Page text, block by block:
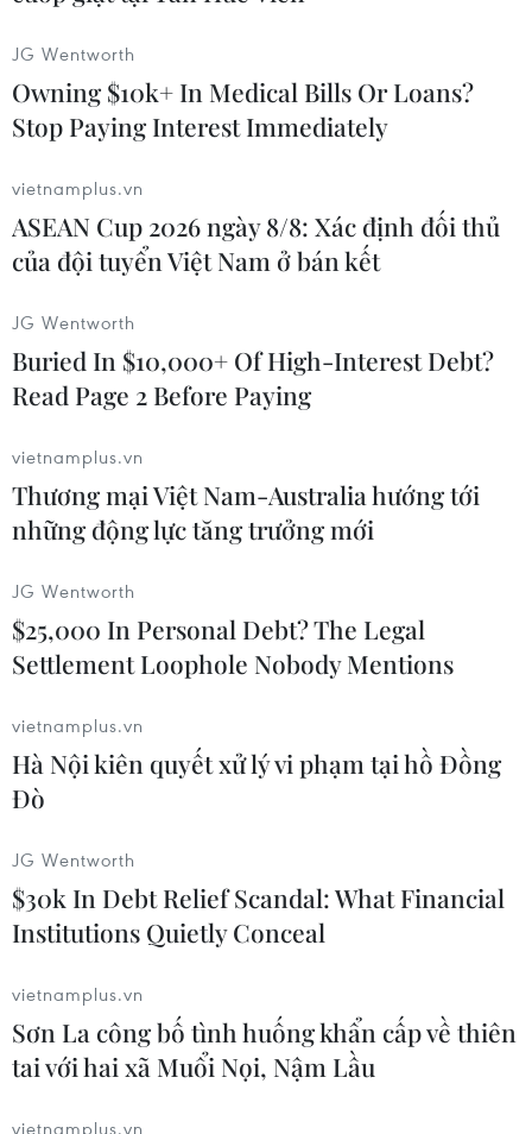
Đăng/TTXVN)
Chương trình văn nghệ chào mừng lễ hội. (Ảnh: An
Đăng/TTXVN)
JG Wentworth
Owning $10k+ In Medical Bills Or Loans?
Stop Paying Interest Immediately
vietnamplus.vn
ASEAN Cup 2026 ngày 8/8: Xác định đối thủ
của đội tuyển Việt Nam ở bán kết
JG Wentworth
Buried In $10,000+ Of High-Interest Debt?
Read Page 2 Before Paying
vietnamplus.vn
Thương mại Việt Nam-Australia hướng tới
những động lực tăng trưởng mới
JG Wentworth
$25,000 In Personal Debt? The Legal
Settlement Loophole Nobody Mentions
vietnamplus.vn
Hà Nội kiên quyết xử lý vi phạm tại hồ Đồng
Đò
JG Wentworth
$30k In Debt Relief Scandal: What Financial
Institutions Quietly Conceal
vietnamplus.vn
Sơn La công bố tình huống khẩn cấp về thiên
tai với hai xã Muổi Nọi, Nậm Lầu
vietnamplus.vn